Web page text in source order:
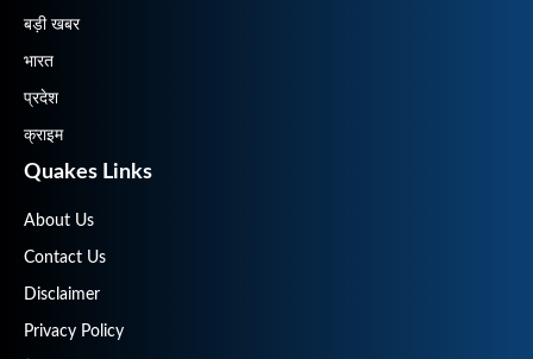
बड़ी खबर
भारत
प्रदेश
क्राइम
Quakes Links
About Us
Contact Us
Disclaimer
Privacy Policy